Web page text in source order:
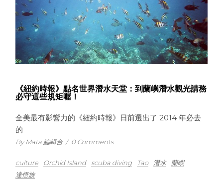
《紐約時報》點名世界潛水天堂：到蘭嶼潛水觀光請務
必守這些規矩喔！
全美最有影響力的《紐約時報》日前選出了 2014 年必去
的
By Mata 編輯台 / 0 Comments
culture Orchid Island scuba diving Tao 潛水
蘭嶼
達悟族